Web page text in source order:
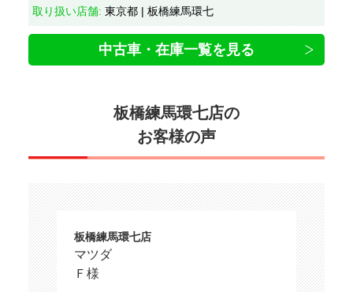
取り扱い店舗: 東京都 | 板橋練馬環七
中古車・在庫一覧を見る
板橋練馬環七店の
お客様の声
板橋練馬環七店
マツダ
Ｆ様